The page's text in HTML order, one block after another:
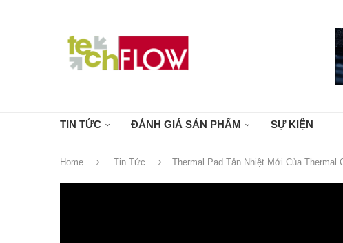
TIN TỨC ĐÁNH GIÁ SẢN PHẨM SỰ KIỆN
Home Tin Tức Thermal Pad Tản Nhiệt Mới Của